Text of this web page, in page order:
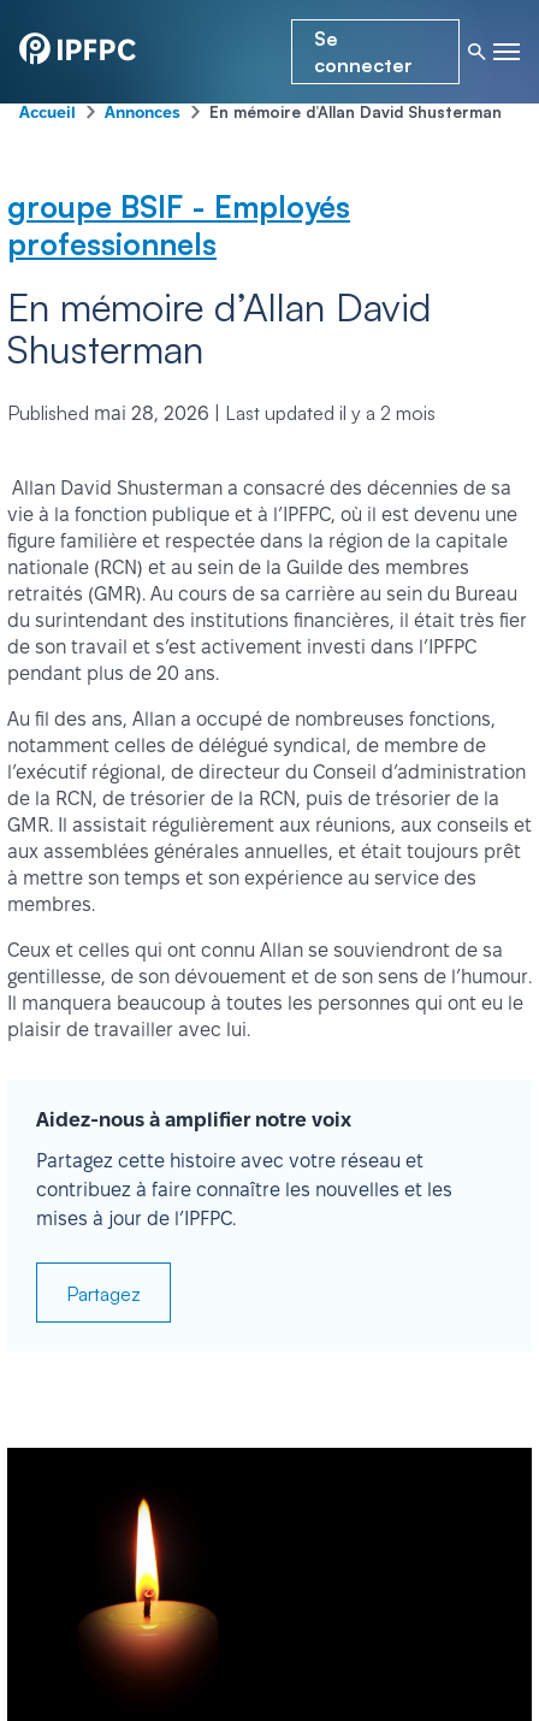
Se
connecter
Accueil- Annonces- En mémoire d’Allan David Shusterman
groupe BSIF - Employés
professionnels
En mémoire d’Allan David
Shusterman
Published mai 28, 2026 Last updated il y a 2 mois
Allan David Shusterman a consacré des décennies de sa
vie à la fonction publique et à l’IPFPC, où il est devenu une
figure familière et respectée dans la région de la capitale
nationale (RCN) et au sein de la Guilde des membres
retraités (GMR). Au cours de sa carrière au sein du Bureau
du surintendant des institutions financières, il était très fier
de son travail et s’est activement investi dans l’IPFPC
pendant plus de 20 ans.
Au fil des ans, Allan a occupé de nombreuses fonctions,
notamment celles de délégué syndical, de membre de
l’exécutif régional, de directeur du Conseil d’administration
de la RCN, de trésorier de la RCN, puis de trésorier de la
GMR. Il assistait régulièrement aux réunions, aux conseils et
aux assemblées générales annuelles, et était toujours prêt
à mettre son temps et son expérience au service des
membres.
Ceux et celles qui ont connu Allan se souviendront de sa
gentillesse, de son dévouement et de son sens de l’humour.
Il manquera beaucoup à toutes les personnes qui ont eu le
plaisir de travailler avec lui.
Aidez-nous à amplifier notre voix
Partagez cette histoire avec votre réseau et
contribuez à faire connaître les nouvelles et les
mises à jour de l’IPFPC.
Partagez